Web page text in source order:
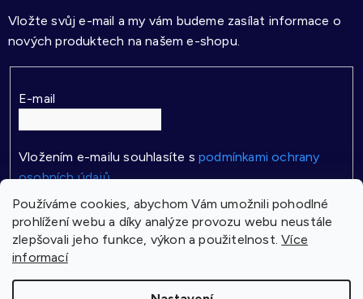
Používáme cookies, abychom Vám umožnili pohodlné
prohlížení webu a díky analýze provozu webu neustále
zlepšovali jeho funkce, výkon a použitelnost.Více
informací
Vložte svůj e-mail a my vám budeme zasílat informace o
nových produktech na našem e-shopu.
E-mail
Vložením e-mailu souhlasíte s podmínkami ochrany
osobních údajů
PŘIHLÁSIT SE